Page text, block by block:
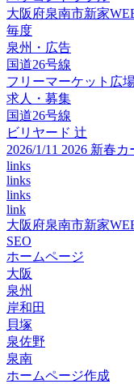
大阪府泉南市新家
毎度
泉州・広告
国道26号線
フリーマーケット広
求人・募集
国道26号線
ビリヤード 辻
2026/1/11 2026 新春
links
links
links
link
大阪府泉南市新家
SEO
ホームページ
大阪
泉州
岸和田
貝塚
泉佐野
泉南
ホームページ作成